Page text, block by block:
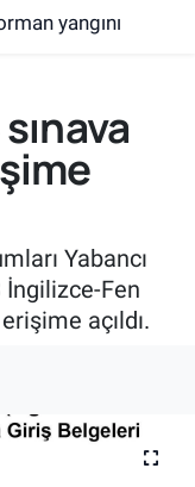
yangını
Yabancı
İngilizce-Fen
açıldı.